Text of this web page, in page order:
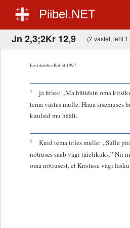
Piibel.NET
Jn 2,3;2Kr 12,9 (2 vastet, leht 1
Eestikeelne Piibel 1997
3
ja ütles: „Ma hüüdsin oma
tema vastas mulle. Haua sisemuses
kuulsid mu häält.
9
Kuid tema ütles mulle: „Sulle
nõtruses saab vägi täielikuks.” Nii
oma nõtrusest, et Kristuse vägi